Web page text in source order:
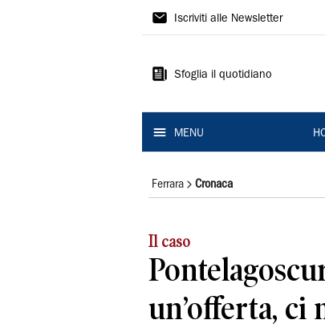
La
Ferrara
Iscriviti alle Newsletter
Sfoglia il quotidiano
MENU
Ferrara Cronaca
Il caso
un’offerta, ci